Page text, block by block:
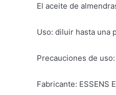
El aceite de
Uso: diluir hasta una
Precauciones de
Fabricante: ESSENS